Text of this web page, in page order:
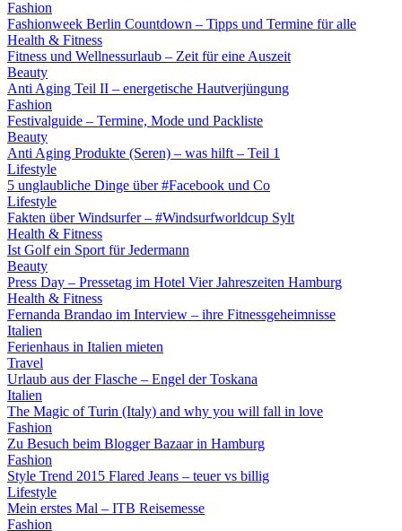
Fashion
Fashionweek Berlin Countdown – Tipps und Termine für alle
Health & Fitness
Fitness und Wellnessurlaub – Zeit für eine Auszeit
Beauty
Anti Aging Teil II – energetische Hautverjüngung
Fashion
Festivalguide – Termine, Mode und Packliste
Beauty
Anti Aging Produkte (Seren) – was hilft – Teil 1
Lifestyle
5 unglaubliche Dinge über #Facebook und Co
Lifestyle
Fakten über Windsurfer – #Windsurfworldcup Sylt
Health & Fitness
Ist Golf ein Sport für Jedermann
Beauty
Press Day – Pressetag im Hotel Vier Jahreszeiten Hamburg
Health & Fitness
Fernanda Brandao im Interview – ihre Fitnessgeheimnisse
Italien
Ferienhaus in Italien mieten
Travel
Urlaub aus der Flasche – Engel der Toskana
Italien
The Magic of Turin (Italy) and why you will fall in love
Fashion
Zu Besuch beim Blogger Bazaar in Hamburg
Fashion
Style Trend 2015 Flared Jeans – teuer vs billig
Lifestyle
Mein erstes Mal – ITB Reisemesse
Fashion